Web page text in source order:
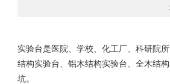
实验台是医院、学校、化工厂、科研院
结构实验台、铝木结构实验台、全木结
坑。